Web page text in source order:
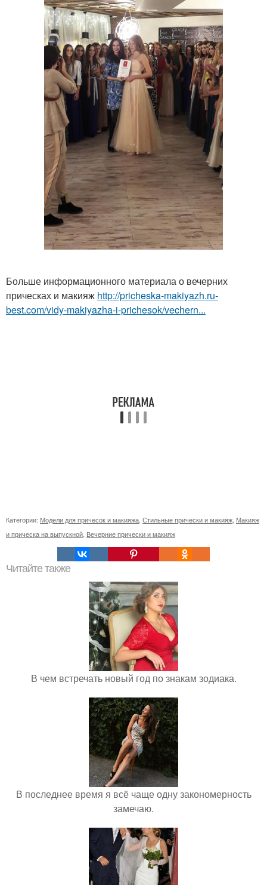
Больше информационного материала о вечерних
прическах и макияж http://pricheska-makiyazh.ru-
best.com/vidy-makiyazha-i-prichesok/vechern...
Категории: Модели для причесок и макияжа Стильные прически и макияж Макияж
и прическа на выпускной Вечерние прически и макияж
Читайте также
В чем встречать новый год по знакам зодиака.
В последнее время я всё чаще одну закономерность
замечаю.